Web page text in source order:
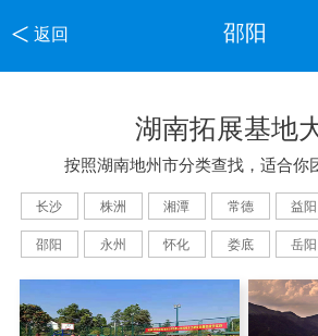
< 返回 邵阳
湖南拓展基地
按照湖南地州市分类查找，适合你
长沙 株洲 湘潭 常德 益阳
邵阳 永州 怀化 娄底 岳阳